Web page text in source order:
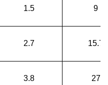
1.5 9
2.7 15.7
3.8 27